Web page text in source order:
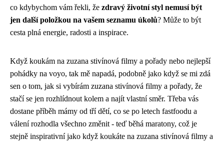
co kdybychom vám řekli, že zdravý životní styl nemusí být
jen další položkou na vašem seznamu úkolů? Může to být
cesta plná energie, radosti a inspirace.
Když koukám na zuzana stivínová filmy a pořady nebo nejlepší
pohádky na voyo, tak mě napadá, podobně jako když se mi zdá
sen o tom, jak si vybírám zuzana stivínová filmy a pořady, že
stačí se jen rozhlídnout kolem a najít vlastní směr. Třeba vás
dostane příběh mámy od tří dětí, co se po letech fastfoodu a
válení rozhodla všechno změnit - teď běhá maratony, což je
stejně inspirativní jako když koukáte na zuzana stivínová filmy a